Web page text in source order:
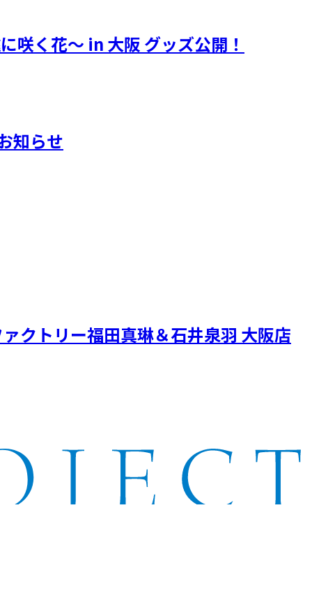
咲く花～ in 大阪 グッズ公開！
知らせ
クトリー福田真琳＆石井泉羽 大阪店